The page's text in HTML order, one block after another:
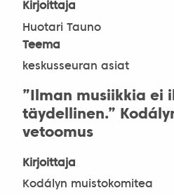
Kirjoittaja
Huotari Tauno
Teema
keskusseuran asiat
”Ilman musiikkia ei
täydellinen.”
vetoomus
Kirjoittaja
Kodályn muistokomitea